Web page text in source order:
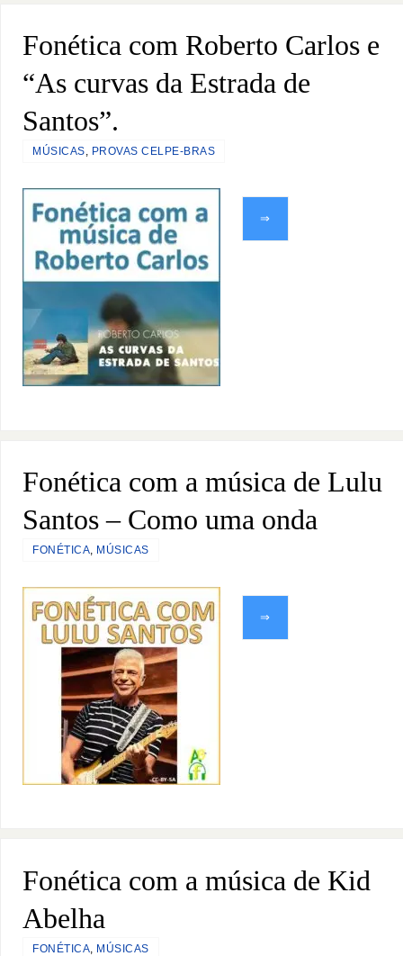
Fonética com Roberto Carlos e
“As curvas da Estrada de
Santos”.
MÚSICAS, PROVAS CELPE-BRAS
⇒
Fonética com a música de Lulu
Santos – Como uma onda
FONÉTICA, MÚSICAS
⇒
Fonética com a música de Kid
Abelha
FONÉTICA MÚSICAS